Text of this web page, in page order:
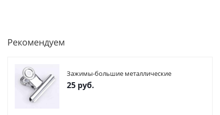
Рекомендуем
Зажимы-большие металлические
25 руб.